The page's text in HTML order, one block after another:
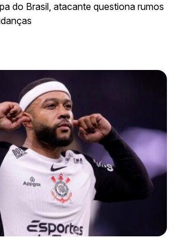
do Brasil, atacante questiona rumos